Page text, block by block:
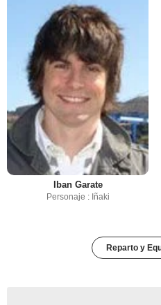
Iban Garate
Personaje : Iñaki
Reparto y